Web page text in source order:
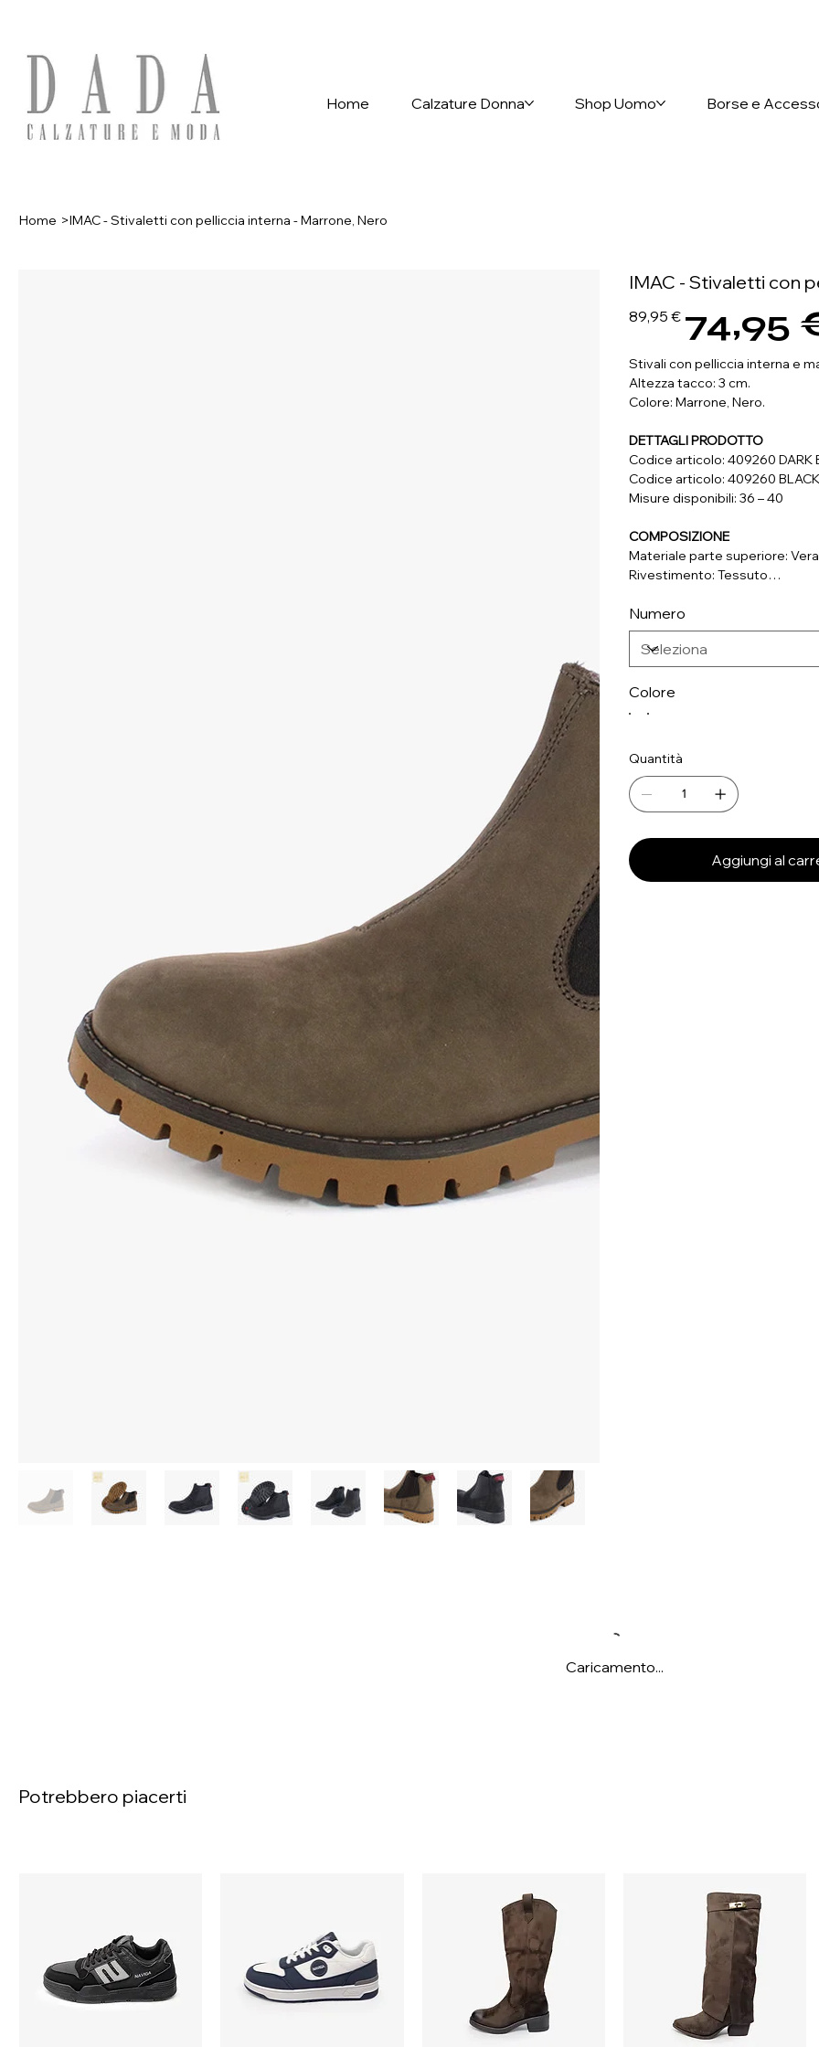
Home Calzature Donna Shop Uomo Borse e
Home >IMAC - Stivaletti con pelliccia interna - Marrone, Nero
IMAC - Stivaletti con
Prezzo
originale
89,95 € scontato
74,95
Stivali con pelliccia interna e
Altezza tacco: 3 cm.
Colore: Marrone, Nero.
DETTAGLI PRODOTTO
Codice articolo: 409260 DARK
Codice articolo: 409260
Misure disponibili: 36 – 40
COMPOSIZIONE
Materiale parte superiore:
Rivestimento: Tessuto
Suola: Materiale Sintetico
Numero
Colore
Quantità
Aggiungi al
Caricamento...
Potrebbero piacerti